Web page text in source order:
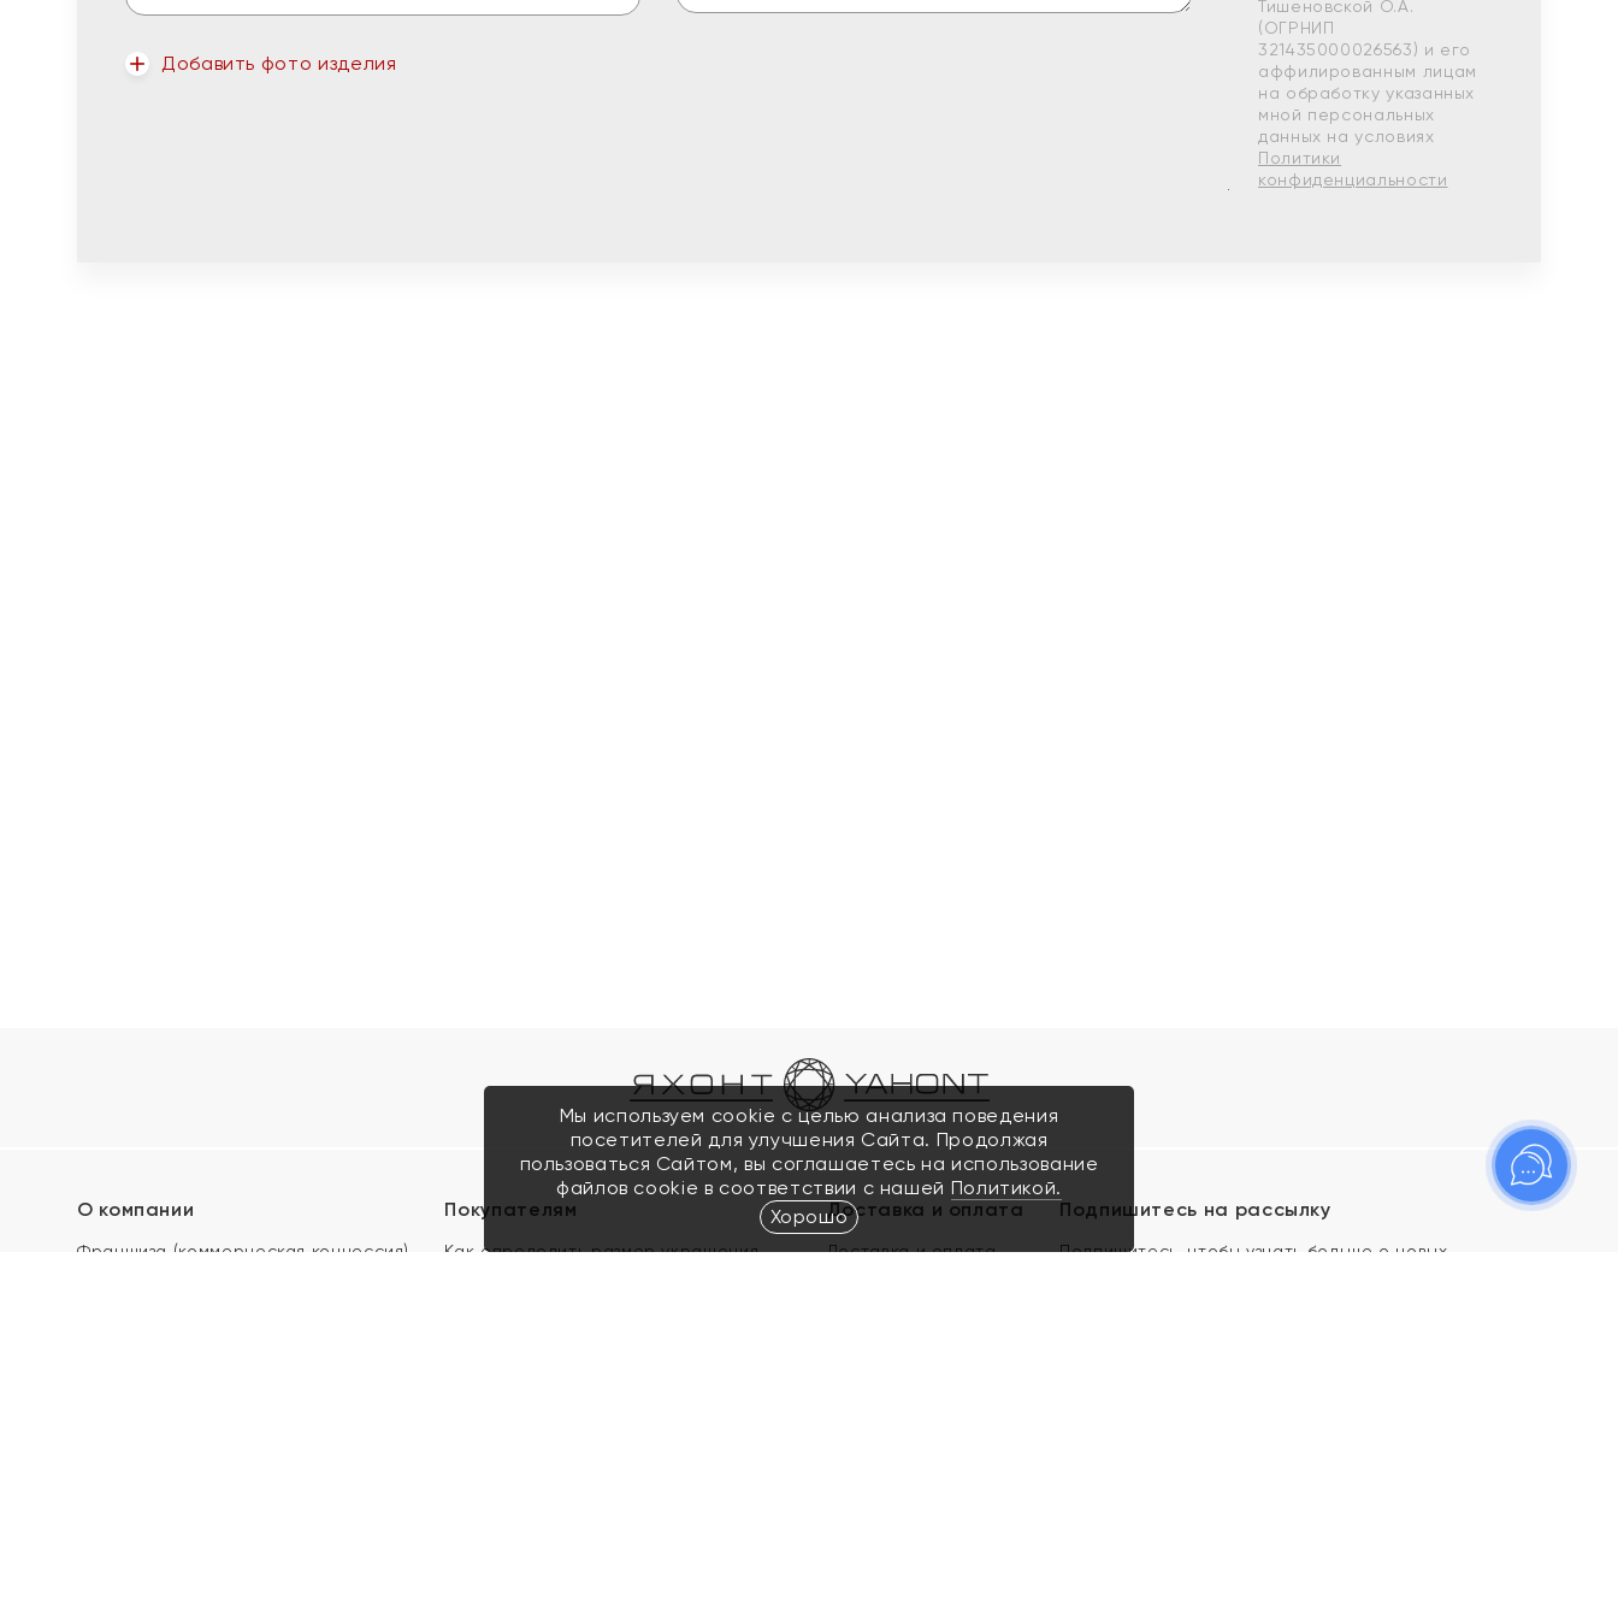
Добавить фото изделия
Тишеновской О.А.
(ОГРНИП
321435000026563) и его
аффилированным лицам
на обработку указанных
мной персональных
данных на условиях
Политики
конфиденциальности
О компании
Франшиза (коммерческая концессия)
Покупателям
Как определить размер украшения
Доставка и оплата
Доставка и оплата
Подпишитесь на рассылку
Подпишитесь, чтобы узнать больше о новых
Мы используем cookie с целью анализа поведения
посетителей для улучшения Сайта. Продолжая
пользоваться Сайтом, вы соглашаетесь на использование
файлов cookie в соответствии с нашей Политикой.
Хорошо